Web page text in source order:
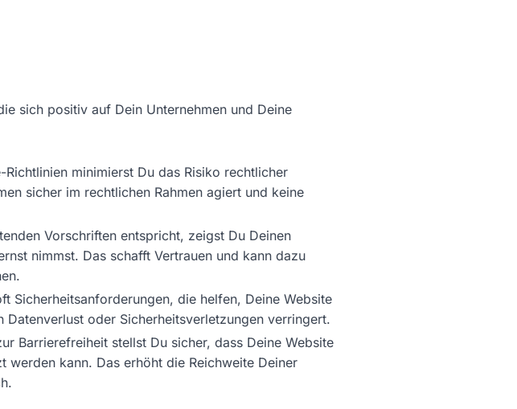
sich positiv auf Dein Unternehmen und Deine
minimierst Du das Risiko rechtlicher
sicher im rechtlichen Rahmen agiert und keine
Vorschriften entspricht, zeigst Du Deinen
nimmst. Das schafft Vertrauen und kann dazu
Sicherheitsanforderungen, die helfen, Deine Website
oder Sicherheitsverletzungen verringert.
Barrierefreiheit stellst Du sicher, dass Deine Website
kann. Das erhöht die Reichweite Deiner